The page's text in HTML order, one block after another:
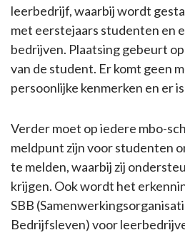
leerbedrijf, waarbij wordt
met eerstejaars studenten en
bedrijven. Plaatsing gebeurt
van de student. Er komt geen
persoonlijke kenmerken en er
Verder moet op iedere mbo-
meldpunt zijn voor studenten
te melden, waarbij zij
krijgen. Ook wordt het
SBB
Bedrijfsleven) voor